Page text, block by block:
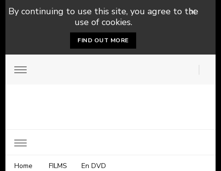
By continuing to use this site, you agree to the
use of cookies.
FIND OUT MORE
Home FILMS
En DVD